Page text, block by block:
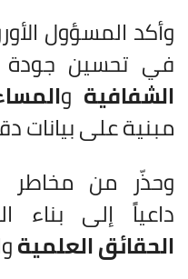
وأكد المسؤول
في تحسين جودة
الشفافية و
مبنية على بيانات
وحذّر من مخاطر
داعياً إلى بناء
الحقائق العلمية